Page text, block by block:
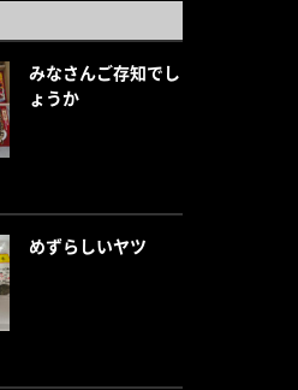
みなさんご存知でし
ょうか
めずらしいヤツ